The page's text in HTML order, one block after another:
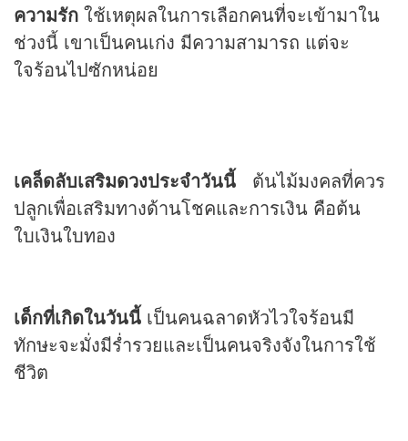
ความรัก ใช้เหตุผลในการเลือกคนที่จะเข้ามาใน
ช่วงนี้ เขาเป็นคนเก่ง มีความสามารถ แต่จะ
ใจร้อนไปซักหน่อย
เคล็ดลับเสริมดวงประจำวันนี้ ต้นไม้มงคลที่ควร
ปลูกเพื่อเสริมทางด้านโชคและการเงิน คือต้น
ใบเงินใบทอง
เด็กที่เกิดในวันนี้ เป็นคนฉลาดหัวไวใจร้อนมี
ทักษะจะมั่งมีร่ำรวยและเป็นคนจริงจังในการใช้
ชีวิต